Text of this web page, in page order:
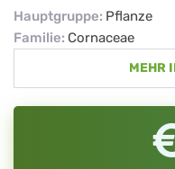
Hauptgruppe: Pflanze
Familie: Cornaceae
MEHR